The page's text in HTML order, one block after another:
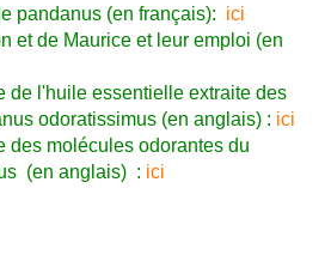
pandanus (en français): ici
et de Maurice et leur emploi (en
de l'huile essentielle extraite des
odoratissimus (en anglais) : ici
des molécules odorantes du
(en anglais) : ici